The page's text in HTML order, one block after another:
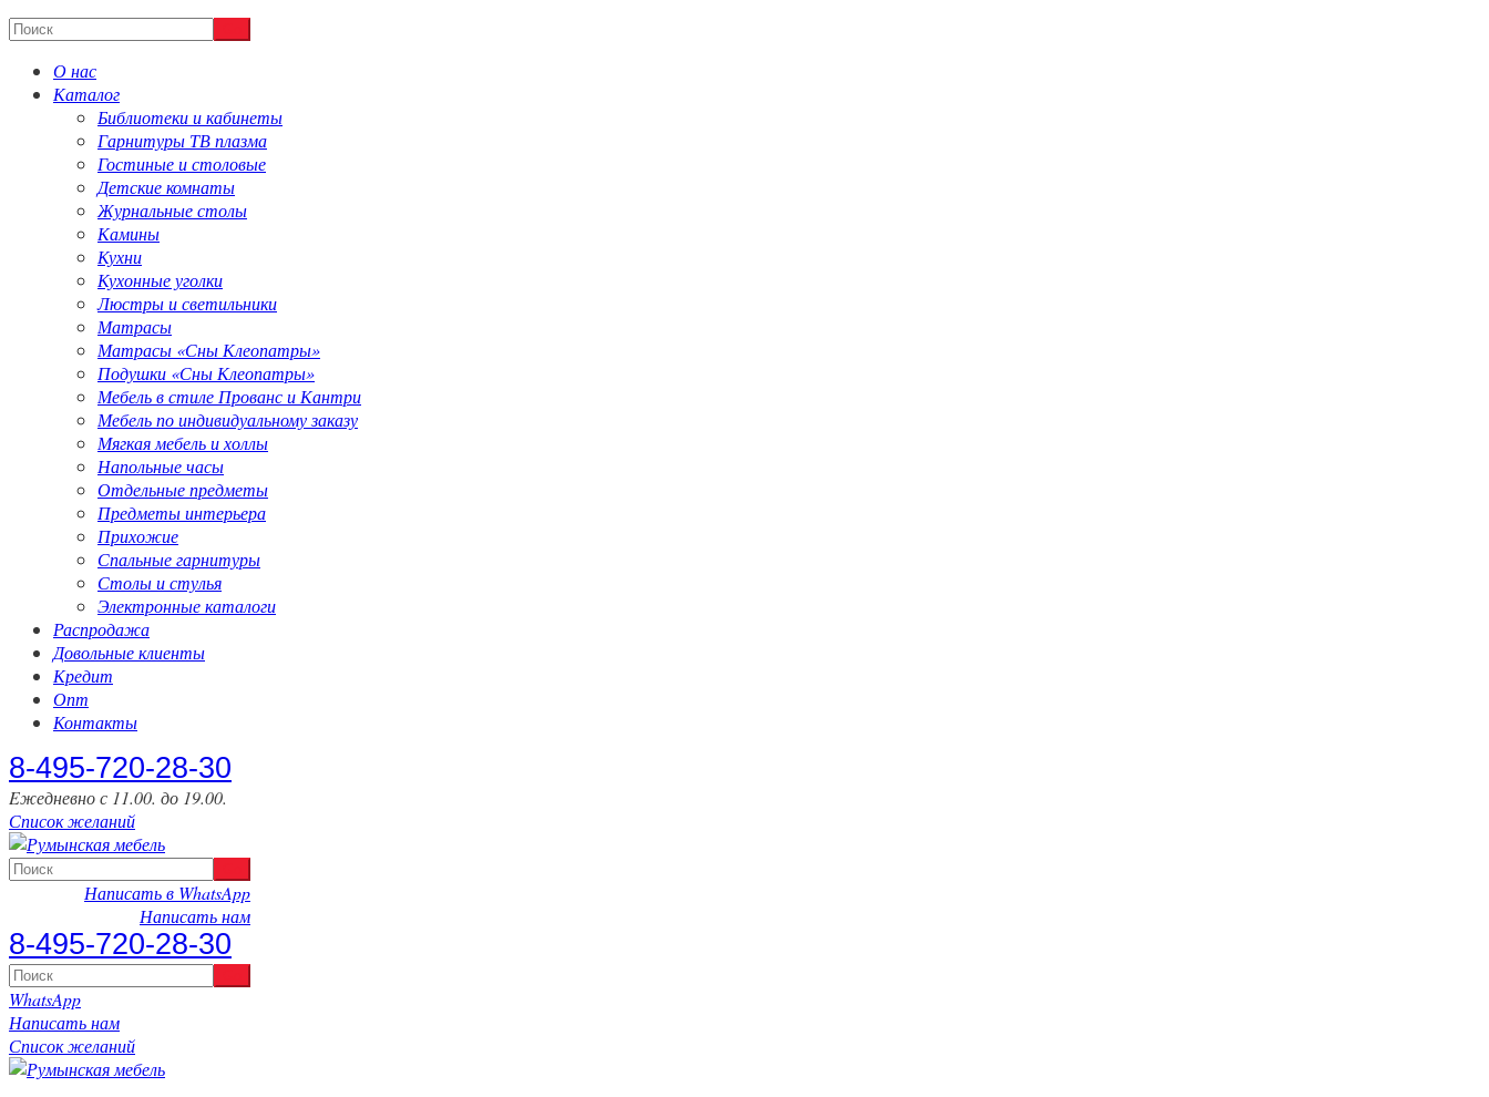
О нас
Каталог
Библиотеки и кабинеты
Гарнитуры ТВ плазма
Гостиные и столовые
Детские комнаты
Журнальные столы
Камины
Кухни
Кухонные уголки
Люстры и светильники
Матрасы
Матрасы «Сны Клеопатры»
Подушки «Сны Клеопатры»
Мебель в стиле Прованс и Кантри
Мебель по индивидуальному заказу
Мягкая мебель и холлы
Напольные часы
Отдельные предметы
Предметы интерьера
Прихожие
Спальные гарнитуры
Столы и стулья
Электронные каталоги
Распродажа
Довольные клиенты
Кредит
Опт
Контакты
‎8-495-720-28-30
Eжедневно с 11.00. до 19.00.
Список желаний
Написать в WhatsApp
Написать нам
‎8-495-720-28-30
WhatsApp
Написать нам
Список желаний